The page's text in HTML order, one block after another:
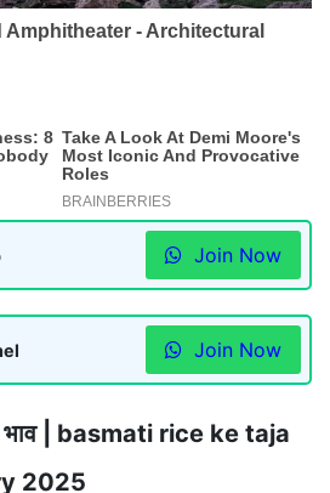
Join Now
Join Now
भाव | basmati rice ke taja
2025